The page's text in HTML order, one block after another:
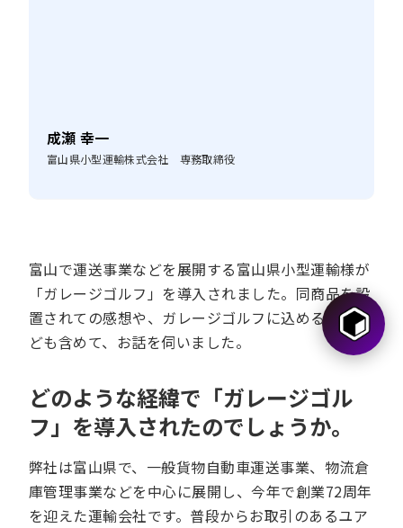
成瀬 幸一
富山県小型運輸株式会社 専務取締役
富山で運送事業などを展開する富山県小型運輸様が
「ガレージゴルフ」を導入されました。同商品を設
置されての感想や、ガレージゴルフに込める期待な
ども含めて、お話を伺いました。
どのような経緯で「ガレージゴル
フ」を導入されたのでしょうか。
弊社は富山県で、一般貨物自動車運送事業、物流倉
庫管理事業などを中心に展開し、今年で創業72周年
を迎えた運輸会社です。普段からお取引のあるユア